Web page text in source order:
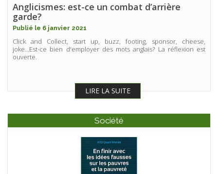
Anglicismes: est-ce un combat d’arrière
garde?
Publié le 6 janvier 2021
Click and Collect, start up, buzz, footing, sponsor, cheese,
joke...Est-ce bien d'employer des mots anglais? La réflexion est
ouverte.
LIRE LA SUITE
Société